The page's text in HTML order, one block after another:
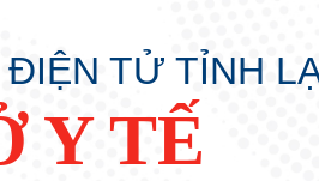
TỬ TỈNH
Y TẾ